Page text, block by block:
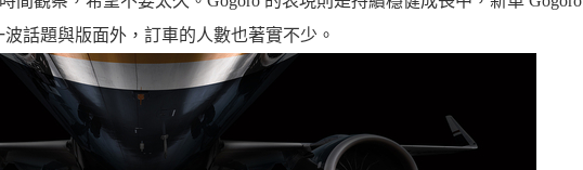
話題與版面外，訂車的人數也著實不少。